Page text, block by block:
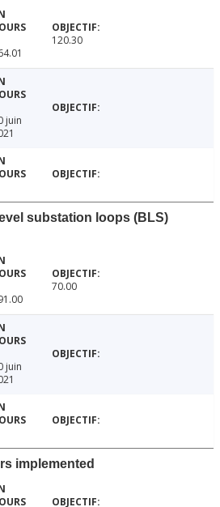
120.30
juin
substation loops (BLS)
70.00
juin
implemented